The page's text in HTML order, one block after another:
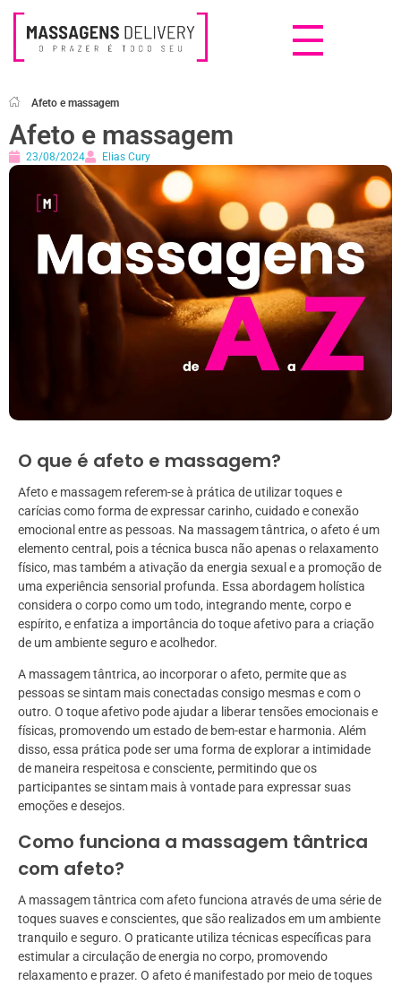
Afeto e massagem
Afeto e massagem
23/08/2024 Elias Cury
O que é afeto e massagem?
Afeto e massagem referem-se à prática de utilizar toques e
carícias como forma de expressar carinho, cuidado e conexão
emocional entre as pessoas. Na massagem tântrica, o afeto é um
elemento central, pois a técnica busca não apenas o relaxamento
físico, mas também a ativação da energia sexual e a promoção de
uma experiência sensorial profunda. Essa abordagem holística
considera o corpo como um todo, integrando mente, corpo e
espírito, e enfatiza a importância do toque afetivo para a criação
de um ambiente seguro e acolhedor.
A massagem tântrica, ao incorporar o afeto, permite que as
pessoas se sintam mais conectadas consigo mesmas e com o
outro. O toque afetivo pode ajudar a liberar tensões emocionais e
físicas, promovendo um estado de bem-estar e harmonia. Além
disso, essa prática pode ser uma forma de explorar a intimidade
de maneira respeitosa e consciente, permitindo que os
participantes se sintam mais à vontade para expressar suas
emoções e desejos.
Como funciona a massagem tântrica
com afeto?
A massagem tântrica com afeto funciona através de uma série de
toques suaves e conscientes, que são realizados em um ambiente
tranquilo e seguro. O praticante utiliza técnicas específicas para
estimular a circulação de energia no corpo, promovendo
relaxamento e prazer. O afeto é manifestado por meio de toques